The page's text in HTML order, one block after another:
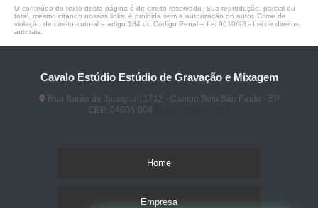
O conteúdo do texto desta página é de direito reservado. Sua reprodução, parcial ou
total, mesmo citando nossos links, é proibida sem a autorização do autor. Crime de
violação de direito autoral – artigo 184 do Código Penal – Lei 9610/98 - Lei de direitos
autorais
Cavalo Estúdio Estúdio de Gravação e Mixagem
Rua Barão de Jaceguai, 1712 - Campo Belo São Paulo - SP
CEP: 04606-004
Home
Empresa